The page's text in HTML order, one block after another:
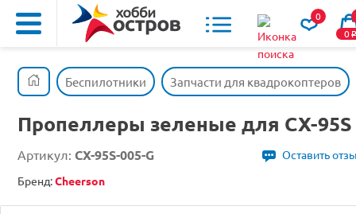
0
0o
Беспилотники Запчасти для квадрокоптеров
Пропеллеры зеленые для CX-95S
Артикул: CX-95S-005-G
Оставить
Бренд:Cheerson